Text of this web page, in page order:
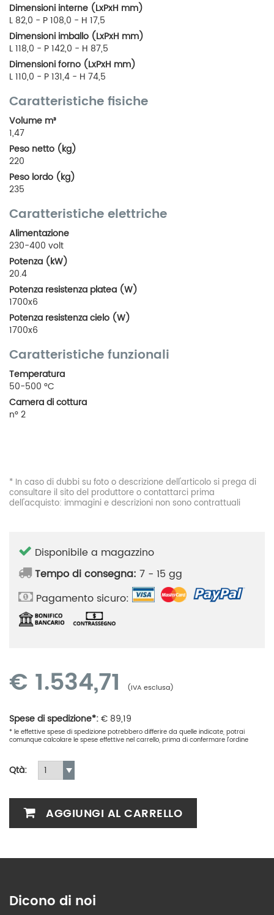
Dimensioni interne (LxPxH mm)
L 82,0 - P 108,0 - H 17,5
Dimensioni imballo (LxPxH mm)
L 118,0 - P 142,0 - H 87,5
Dimensioni forno (LxPxH mm)
L 110,0 - P 131,4 - H 74,5
Caratteristiche fisiche
Volume m³
1,47
Peso netto (kg)
220
Peso lordo (kg)
235
Caratteristiche elettriche
Alimentazione
230-400 volt
Potenza (kW)
20.4
Potenza resistenza platea (W)
1700x6
Potenza resistenza cielo (W)
1700x6
Caratteristiche funzionali
Temperatura
50-500 °C
Camera di cottura
n° 2
* In caso di dubbi su foto o descrizione dell'articolo si prega di
consultare il sito del produttore o contattarci prima
dell'acquisto: immagini e descrizioni non sono contrattuali
Disponibile a magazzino
Tempo di consegna: 7 - 15 gg
Pagamento sicuro:
€ 1.534,71 (IVA esclusa)
Spese di spedizione*:€ 89,19
* le effettive spese di spedizione potrebbero differire da quelle indicate, potrai
comunque calcolare le spese effettive nel carrello, prima di confermare l'ordine
Qtà:
AGGIUNGI AL CARRELLO
Dicono di noi